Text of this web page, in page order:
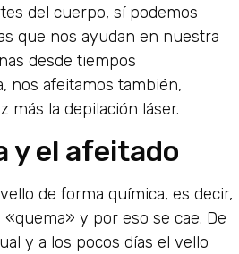
del cuerpo, sí podemos
que nos ayudan en nuestra
desde tiempos
nos afeitamos también,
más la depilación láser.
y el afeitado
de forma química, es decir,
y por eso se cae. De
y a los pocos días el vello